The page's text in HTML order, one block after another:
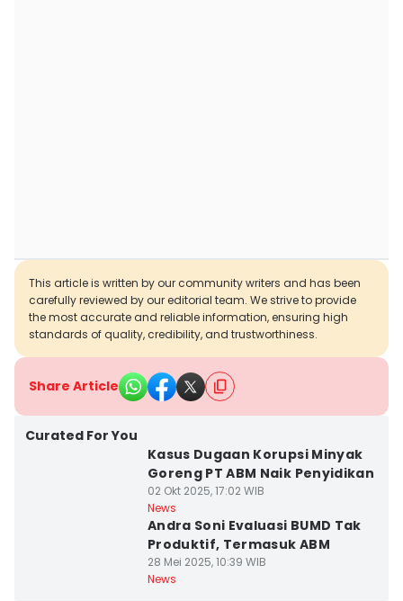
This article is written by our community writers and has been
carefully reviewed by our editorial team. We strive to provide
the most accurate and reliable information, ensuring high
standards of quality, credibility, and trustworthiness.
Share Article
Curated For You
Kasus Dugaan Korupsi Minyak
Goreng PT ABM Naik Penyidikan
02 Okt 2025, 17:02 WIB
News
Andra Soni Evaluasi BUMD Tak
Produktif, Termasuk ABM
28 Mei 2025, 10:39 WIB
News